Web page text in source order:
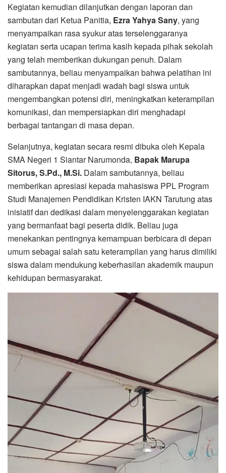
Kegiatan kemudian dilanjutkan dengan laporan dan
sambutan dari Ketua Panitia, Ezra Yahya Sany, yang
menyampaikan rasa syukur atas terselenggaranya
kegiatan serta ucapan terima kasih kepada pihak sekolah
yang telah memberikan dukungan penuh. Dalam
sambutannya, beliau menyampaikan bahwa pelatihan ini
diharapkan dapat menjadi wadah bagi siswa untuk
mengembangkan potensi diri, meningkatkan keterampilan
komunikasi, dan mempersiapkan diri menghadapi
berbagai tantangan di masa depan.
Selanjutnya, kegiatan secara resmi dibuka oleh Kepala
SMA Negeri 1 Siantar Narumonda, Bapak Marupa
Sitorus, S.Pd., M.Si. Dalam sambutannya, beliau
memberikan apresiasi kepada mahasiswa PPL Program
Studi Manajemen Pendidikan Kristen IAKN Tarutung atas
inisiatif dan dedikasi dalam menyelenggarakan kegiatan
yang bermanfaat bagi peserta didik. Beliau juga
menekankan pentingnya kemampuan berbicara di depan
umum sebagai salah satu keterampilan yang harus dimiliki
siswa dalam mendukung keberhasilan akademik maupun
kehidupan bermasyarakat.